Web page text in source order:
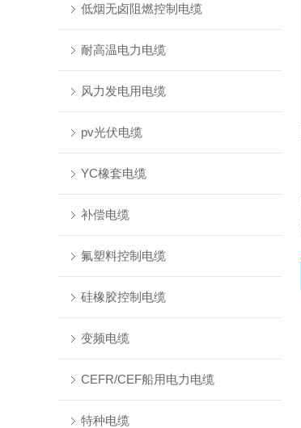
低烟无卤阻燃控制电缆
耐高温电力电缆
风力发电用电缆
pv光伏电缆
YC橡套电缆
补偿电缆
氟塑料控制电缆
硅橡胶控制电缆
变频电缆
CEFR/CEF船用电力电缆
特种电缆